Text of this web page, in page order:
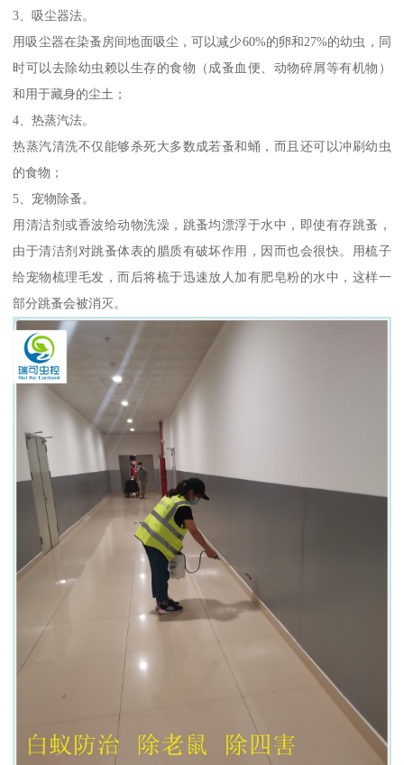
3、吸尘器法。
用吸尘器在染蚤房间地面吸尘，可以减少60%的卵和27%的幼虫，同
时可以去除幼虫赖以生存的食物（成蚤血便、动物碎屑等有机物）
和用于藏身的尘土；
4、热蒸汽法。
热蒸汽清洗不仅能够杀死大多数成若蚤和蛹，而且还可以冲刷幼虫
的食物；
5、宠物除蚤。
用清洁剂或香波给动物洗澡，跳蚤均漂浮于水中，即使有存跳蚤，
由于清洁剂对跳蚤体表的腊质有破坏作用，因而也会很快。用梳子
给宠物梳理毛发，而后将梳于迅速放人加有肥皂粉的水中，这样一
部分跳蚤会被消灭。